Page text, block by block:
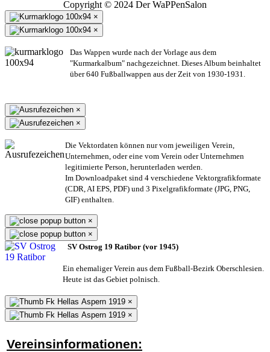
Copyright © 2024 Der WaPPenSalon
×
×
Das Wappen wurde nach der Vorlage aus dem
"Kurmarkalbum" nachgezeichnet. Dieses Album beinhaltet
über 640 Fußballwappen aus der Zeit von 1930-1931.
×
×
Die Vektordaten können nur vom jeweiligen Verein,
Unternehmen, oder eine vom Verein oder Unternehmen
legitimierte Person, herunterladen werden.
Im Downloadpaket sind 4 verschiedene Vektorgrafikformate
(CDR, AI EPS, PDF) und 3 Pixelgrafikformate (JPG, PNG,
GIF) enthalten.
×
×
SV Ostrog 19 Ratibor (vor 1945)
Ein ehemaliger Verein aus dem Fußball-Bezirk Oberschlesien.
Heute ist das Gebiet polnisch.
×
×
Vereinsinformationen: